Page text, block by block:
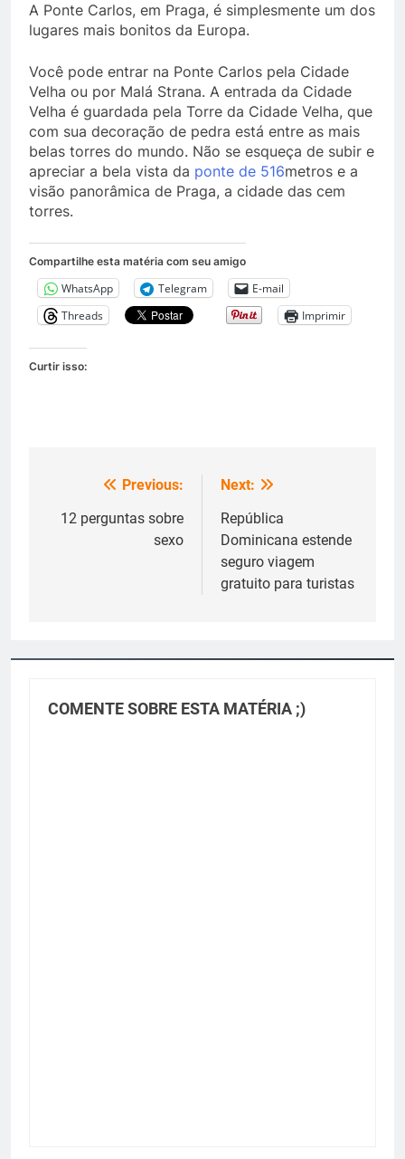
A Ponte Carlos, em Praga, é simplesmente um dos
lugares mais bonitos da Europa.
Você pode entrar na Ponte Carlos pela Cidade
Velha ou por Malá Strana. A entrada da Cidade
Velha é guardada pela Torre da Cidade Velha, que
com sua decoração de pedra está entre as mais
belas torres do mundo. Não se esqueça de subir e
apreciar a bela vista da ponte de 516metros e a
visão panorâmica de Praga, a cidade das cem
torres.
Compartilhe esta matéria com seu amigo
WhatsApp Telegram
E-mail
Threads
Imprimir
Curtir isso:
Navegação
de
Previous:
12 perguntas sobre
sexo
Next:
República
Dominicana estende
seguro viagem
gratuito para turistas
COMENTE SOBRE ESTA MATÉRIA ;)